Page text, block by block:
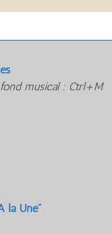
musical : Ctrl+M
la Une"